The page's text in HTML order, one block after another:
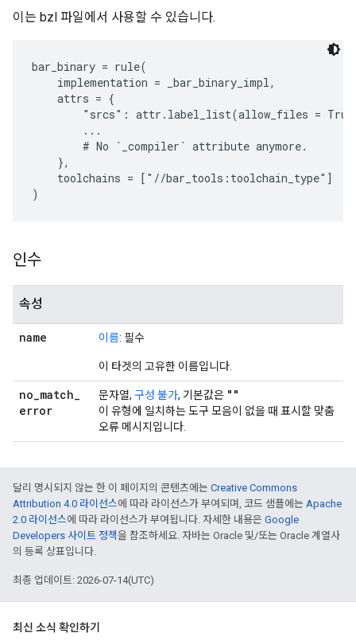
이는 bzl 파일에서 사용할 수 있습니다.
bar_binary = rule(
    implementation = _bar_binary_impl,
    attrs = {
"srcs": attr.label_list(allow_files =
        ...
        # No `_compiler` attribute anymore.
    },
    toolchains = ["//bar_tools:toolchain_type"]
인수
속성
name 이름: 필수
이 타겟의 고유한 이름입니다.
no_match_
error
문자열, 구성 불가, 기본값은 ""
이 유형에 일치하는 도구 모음이 없을 때 표시할 맞춤
오류 메시지입니다.
달리 명시되지 않는 한 이 페이지의 콘텐츠에는 Creative Commons
Attribution 4.0 라이선스에 따라 라이선스가 부여되며, 코드 샘플에는 Apache
2.0 라이선스에 따라 라이선스가 부여됩니다. 자세한 내용은 Google
Developers 사이트 정책을 참조하세요. 자바는 Oracle 및/또는 Oracle 계열사
의 등록 상표입니다.
최종 업데이트: 2026-07-14(UTC)
최신 소식 확인하기